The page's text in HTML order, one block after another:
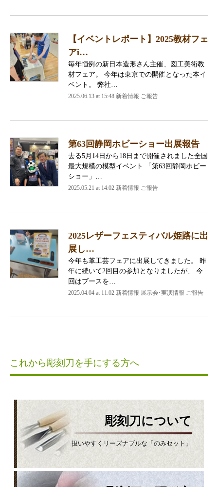
【イベントレポート】2025教材フェ
アi…
毎年恒例の新日本造形さん主催、図工美術教
材フェア。 今年は東京での開催となった本イ
ベント。 弊社…
2025.06.13 at 15:48 新着情報 ご報告
第63回静岡ホビーショー出展報告
去る5月14日から18日まで開催されました全国
最大規模の模型イベント 「第63回静岡ホビー
ショー」…
2025.05.21 at 14:02 新着情報 ご報告
2025レザーフェスティバル姫路に出
展し…
今年も革工芸フェアに出展してきました。 昨
年に続いて2回目の参加となりましたが、 今
回はブースを…
2025.04.04 at 11:02 新着情報 展示会･実演情報 ご報告
これから彫刻刀を手にする方へ
彫刻刀について
扱いやすくリーズナブルな「のみセット」